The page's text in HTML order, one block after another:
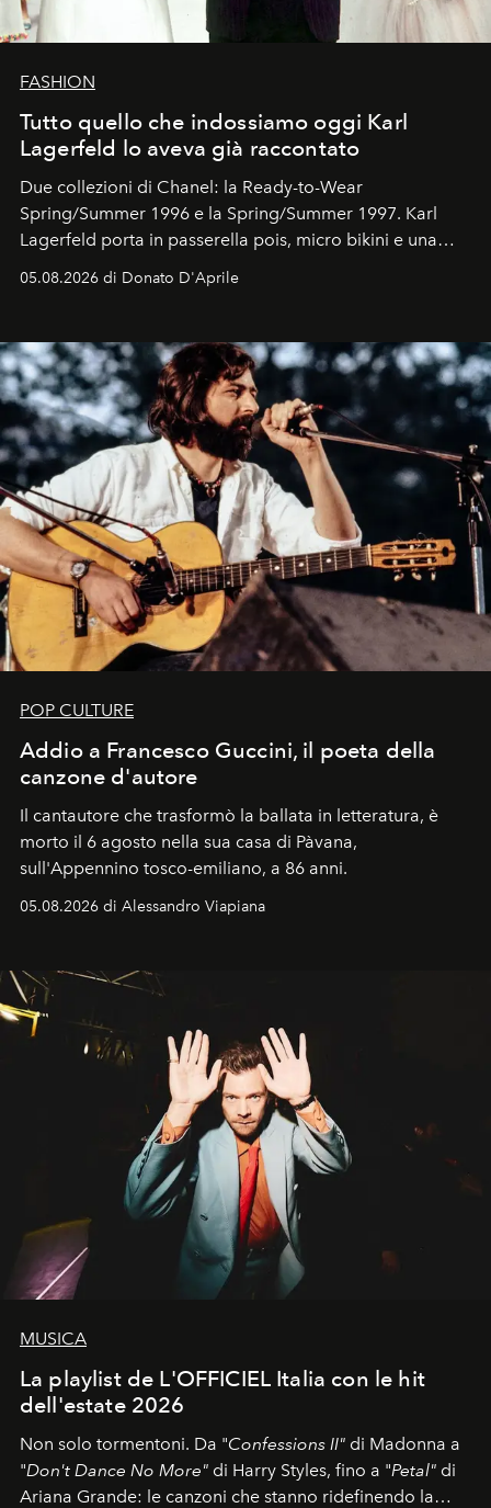
FASHION
Tutto quello che indossiamo oggi Karl
Lagerfeld lo aveva già raccontato
Due collezioni di Chanel: la Ready-to-Wear
Spring/Summer 1996 e la Spring/Summer 1997. Karl
Lagerfeld porta in passerella pois, micro bikini e una
Kate, Claudia e Carla una dietro l'altra. Trent'anni dopo,
uno dei documenti più contemporanei che abbiamo.
05.08.2026 di Donato D'Aprile
POP CULTURE
Addio a Francesco Guccini, il poeta della
canzone d'autore
Il cantautore che trasformò la ballata in letteratura, è
morto il 6 agosto nella sua casa di Pàvana,
sull'Appennino tosco-emiliano, a 86 anni.
05.08.2026 di Alessandro Viapiana
MUSICA
La playlist de L'OFFICIEL Italia con le hit
dell'estate 2026
Non solo tormentoni. Da "Confessions II" di Madonna a
"Don't Dance No More" di Harry Styles, fino a "Petal" di
Ariana Grande: le canzoni che stanno ridefinendo la